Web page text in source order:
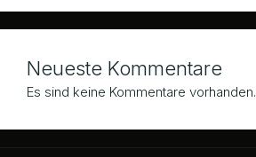
Neueste Kommentare
Es sind keine Kommentare vorhanden.